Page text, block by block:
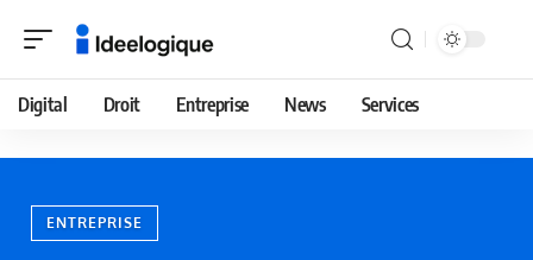
Digital Droit Entreprise News Services
ENTREPRISE